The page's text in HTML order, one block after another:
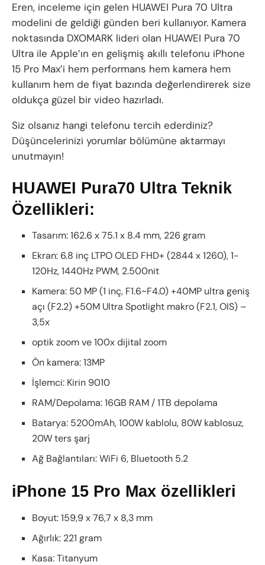
Eren, inceleme için gelen HUAWEI Pura 70 Ultra
modelini de geldiği günden beri kullanıyor. Kamera
noktasında DXOMARK lideri olan HUAWEI Pura 70
Ultra ile Apple’ın en gelişmiş akıllı telefonu iPhone
15 Pro Max’i hem performans hem kamera hem
kullanım hem de fiyat bazında değerlendirerek size
oldukça güzel bir video hazırladı.
Siz olsanız hangi telefonu tercih ederdiniz?
Düşüncelerinizi yorumlar bölümüne aktarmayı
unutmayın!
HUAWEI Pura70 Ultra Teknik
Özellikleri:
Tasarım: 162.6 x 75.1 x 8.4 mm, 226 gram
Ekran: 6.8 inç LTPO OLED FHD+ (2844 x 1260), 1-
120Hz, 1440Hz PWM, 2.500nit
Kamera: 50 MP (1 inç, F1.6~F4.0) +40MP ultra geniş
açı (F2.2) +50M Ultra Spotlight makro (F2.1, OIS) –
3,5x
optik zoom ve 100x dijital zoom
Ön kamera: 13MP
İşlemci: Kirin 9010
RAM/Depolama: 16GB RAM / 1TB depolama
Batarya: 5200mAh, 100W kablolu, 80W kablosuz,
20W ters şarj
Ağ Bağlantıları: WiFi 6, Bluetooth 5.2
iPhone 15 Pro Max özellikleri
Boyut: 159,9 x 76,7 x 8,3 mm
Ağırlık: 221 gram
Kasa: Titanyum